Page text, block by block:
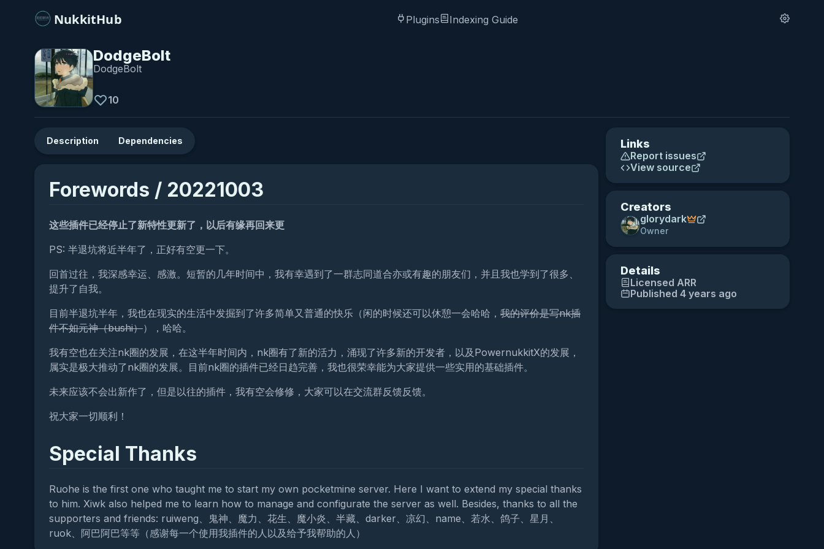
NukkitHub Plugins Indexing Guide
DodgeBolt
DodgeBolt
10
Links
Report issues
View source
Creators
glorydark
Owner
Details
Licensed ARR
Published 4 years ago
Description Dependencies
Forewords / 20221003
这些插件已经停止了新特性更新了，以后有缘再回来更
PS: 半退坑将近半年了，正好有空更一下。
回首过往，我深感幸运、感激。短暂的几年时间中，我有幸遇到了一群志同道合亦或有趣的朋友们，并且我也学到了很多、
提升了自我。
目前半退坑半年，我也在现实的生活中发掘到了许多简单又普通的快乐（闲的时候还可以休憩一会哈哈， 我的评价是写nk插
件不如元神（bushi）），哈哈。
我有空也在关注nk圈的发展，在这半年时间内，nk圈有了新的活力，涌现了许多新的开发者，以及PowernukkitX的发展，
属实是极大推动了nk圈的发展。目前nk圈的插件已经日趋完善，我也很荣幸能为大家提供一些实用的基础插件。
未来应该不会出新作了，但是以往的插件，我有空会修修，大家可以在交流群反馈反馈。
祝大家一切顺利！
Special Thanks
Ruohe is the first one who taught me to start my own pocketmine server. Here I want to extend my special thanks
to him. Xiwk also helped me to learn how to manage and configurate the server as well. Besides, thanks to all the
supporters and friends: ruiweng、鬼神、魔力、花生、魔小炎、半藏、darker、凉幻、name、若水、鸽子、星月、
ruok、阿巴阿巴等等（感谢每一个使用我插件的人以及给予我帮助的人）